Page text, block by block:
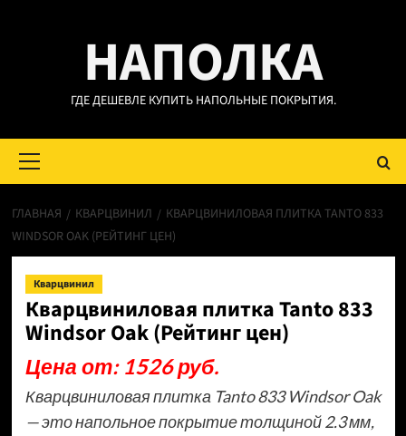
НАПОЛКА
ГДЕ ДЕШЕВЛЕ КУПИТЬ НАПОЛЬНЫЕ ПОКРЫТИЯ.
меню
ГЛАВНАЯ КВАРЦВИНИЛ
КВАРЦВИНИЛОВАЯ ПЛИТКА TANTO 833
WINDSOR OAK (РЕЙТИНГ ЦЕН)
Кварцвинил
Кварцвиниловая плитка Tanto 833
Windsor Oak (Рейтинг цен)
Цена от: 1526 руб.
Кварцвиниловая плитка Tanto 833 Windsor Oak
— это напольное покрытие толщиной 2.3 мм,